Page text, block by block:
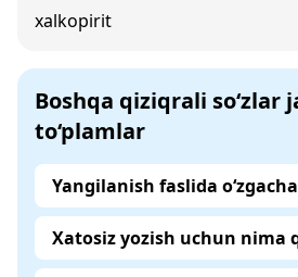
xalkopirit
Boshqa qiziqrali so‘zlar
to‘plamlar
Yangilanish faslida o‘zgacha
Xatosiz yozish uchun nima